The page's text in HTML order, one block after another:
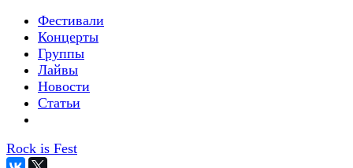
Фестивали
Концерты
Группы
Лайвы
Новости
Статьи
Rock is Fest